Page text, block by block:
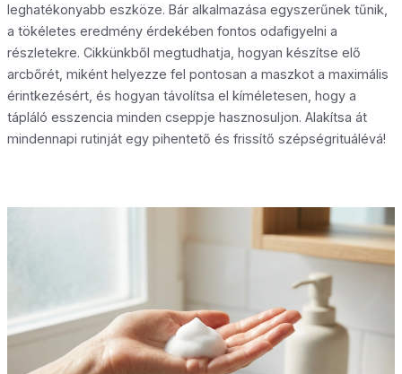
leghatékonyabb eszköze. Bár alkalmazása egyszerűnek tűnik,
a tökéletes eredmény érdekében fontos odafigyelni a
részletekre. Cikkünkből megtudhatja, hogyan készítse elő
arcbőrét, miként helyezze fel pontosan a maszkot a maximális
érintkezésért, és hogyan távolítsa el kíméletesen, hogy a
tápláló esszencia minden cseppje hasznosuljon. Alakítsa át
mindennapi rutinját egy pihentető és frissítő szépségrituálévá!